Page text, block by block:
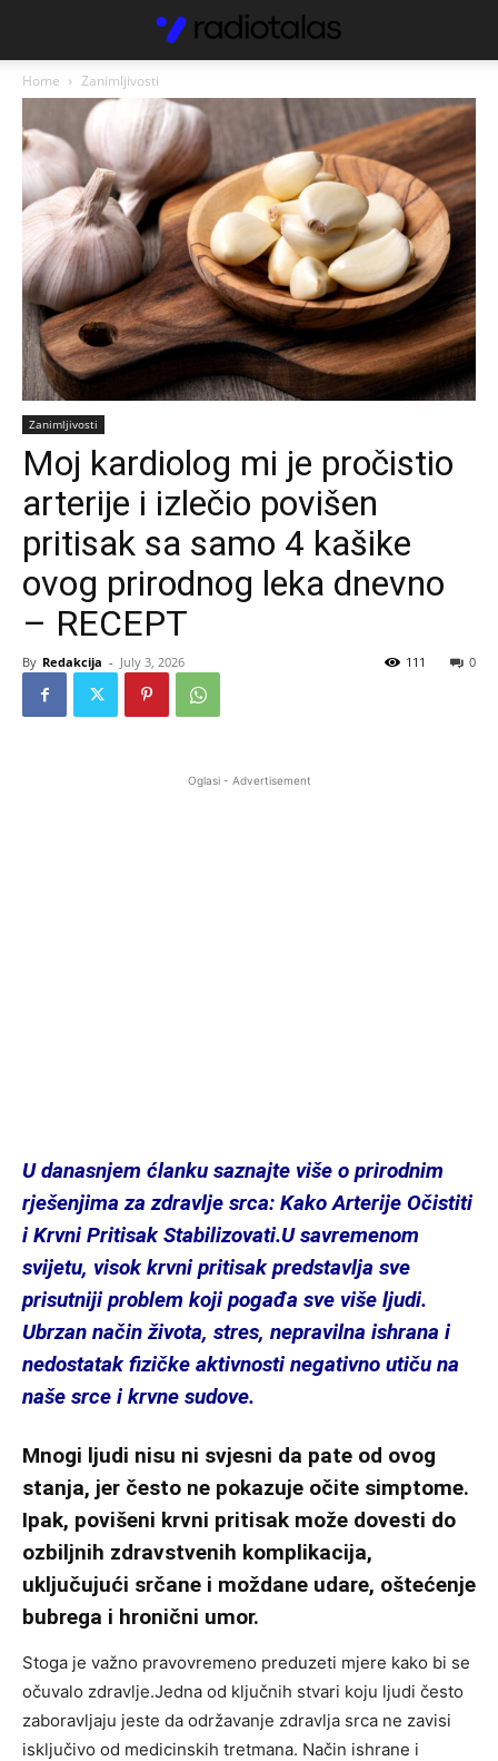
Home Zanimljivosti
Zanimljivosti
Moj kardiolog mi je pročistio
arterije i izlečio povišen
pritisak sa samo 4 kašike
ovog prirodnog leka dnevno
– RECEPT
By Redakcija - July 3, 2026 0
111
Oglasi - Advertisement
U danasnjem ćlanku saznajte više o prirodnim
rješenjima za zdravlje srca: Kako Arterije Očistiti
i Krvni Pritisak Stabilizovati.U savremenom
svijetu, visok krvni pritisak predstavlja sve
prisutniji problem koji pogađa sve više ljudi.
Ubrzan način života, stres, nepravilna ishrana i
nedostatak fizičke aktivnosti negativno utiču na
naše srce i krvne sudove.
Mnogi ljudi nisu ni svjesni da pate od ovog
stanja, jer često ne pokazuje očite simptome.
Ipak, povišeni krvni pritisak može dovesti do
ozbiljnih zdravstvenih komplikacija,
uključujući srčane i moždane udare, oštećenje
bubrega i hronični umor.
Stoga je važno pravovremeno preduzeti mjere kako bi se
očuvalo zdravlje.Jedna od ključnih stvari koju ljudi često
zaboravljaju jeste da održavanje zdravlja srca ne zavisi
isključivo od medicinskih tretmana. Način ishrane i